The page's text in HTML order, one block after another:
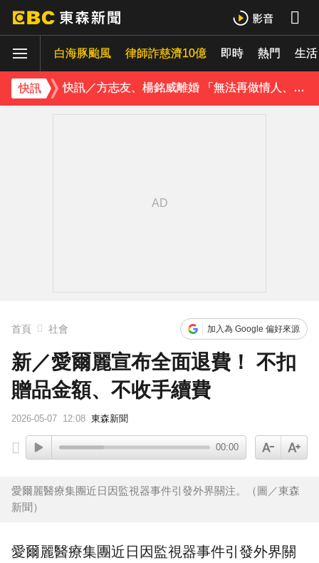
白海豚颱風 律師詐慈濟10億 即時 熱門 生活
快訊
快訊／方志友、楊銘威離婚 「無法再做情人、永遠是家人」
富婆砸錢拍短劇塞60場吻戲！男星爆「開房被包養」 親上火線揭真相
首頁 社會 加入為 Google 偏好來源
新／愛爾麗宣布全面退費！ 不扣
贈品金額、不收手續費
2026-05-07 12:08 東森新聞
00:00
愛爾麗醫療集團近日因監視器事件引發外界關注。（圖／東森
新聞）
愛爾麗醫療集團近日因監視器事件引發外界關